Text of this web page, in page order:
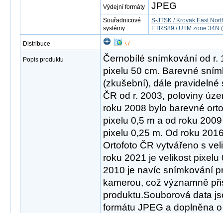
Výdejní formáty JPEG
Souřadnicové
systémy
S-JTSK / Krovak East
ETRS89 / UTM zone 34N
Distribuce
Popis produktu
Černobílé snímkování od r.
pixelu 50 cm. Barevné
(zkušební), dále
ČR od r. 2003, poloviny
roku 2008 bylo barevné
pixelu 0,5 m a od roku
pixelu 0,25 m. Od roku
Ortofoto ČR vytvářeno s
roku 2021 je velikost
2010 je navíc snímkování
kamerou, což významně
produktu.Souborová data
formátu JPEG a doplněna